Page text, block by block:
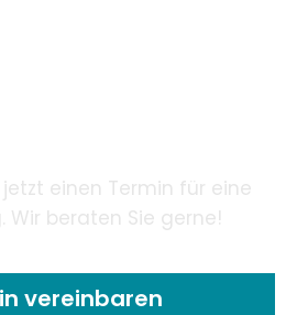
einen Termin für eine
Wir beraten Sie gerne!
vereinbaren